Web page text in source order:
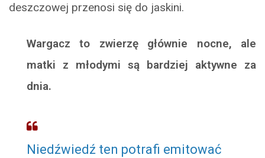
deszczowej przenosi się do jaskini.
Wargacz to zwierzę głównie nocne, ale
matki z młodymi są bardziej aktywne za
dnia.
Niedźwiedź ten potrafi emitować